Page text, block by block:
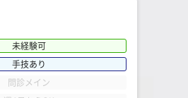
未経験可
手技あり
問診メイン